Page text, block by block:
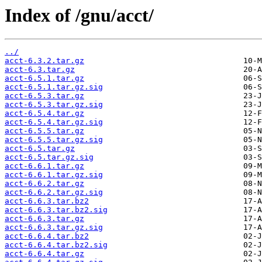
Index of /gnu/acct/
../
acct-6.3.2.tar.gz
acct-6.3.tar.gz
acct-6.5.1.tar.gz
acct-6.5.1.tar.gz.sig
acct-6.5.3.tar.gz
acct-6.5.3.tar.gz.sig
acct-6.5.4.tar.gz
acct-6.5.4.tar.gz.sig
acct-6.5.5.tar.gz
acct-6.5.5.tar.gz.sig
acct-6.5.tar.gz
acct-6.5.tar.gz.sig
acct-6.6.1.tar.gz
acct-6.6.1.tar.gz.sig
acct-6.6.2.tar.gz
acct-6.6.2.tar.gz.sig
acct-6.6.3.tar.bz2
acct-6.6.3.tar.bz2.sig
acct-6.6.3.tar.gz
acct-6.6.3.tar.gz.sig
acct-6.6.4.tar.bz2
acct-6.6.4.tar.bz2.sig
acct-6.6.4.tar.gz